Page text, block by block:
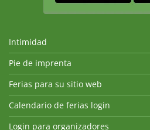
Intimidad
Pie de imprenta
Ferias para su sitio web
Calendario de ferias login
Login para organizadores